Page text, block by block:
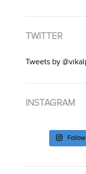
TWITTER
Tweets by
INSTAGRAM